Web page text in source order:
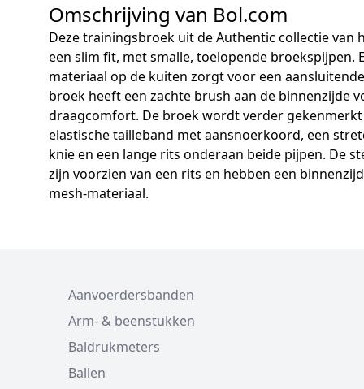
Omschrijving van Bol.com
Deze trainingsbroek uit de Authentic collectie van
een slim fit, met smalle, toelopende broekspijpen.
materiaal op de kuiten zorgt voor een
broek heeft een zachte brush aan de binnenzijde
draagcomfort. De broek wordt verder
elastische tailleband met aansnoerkoord, een
knie en een lange rits onderaan beide pijpen. De
zijn voorzien van een rits en hebben een
mesh-materiaal.
Aanvoerdersbanden
Arm- & beenstukken
Baldrukmeters
Ballen